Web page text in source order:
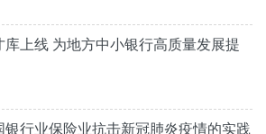
库上线 为地方中小银行高质量发展提
行业保险业抗击新冠肺炎疫情的实践